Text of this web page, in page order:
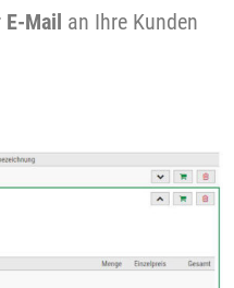
E-Mail an Ihre Kunden